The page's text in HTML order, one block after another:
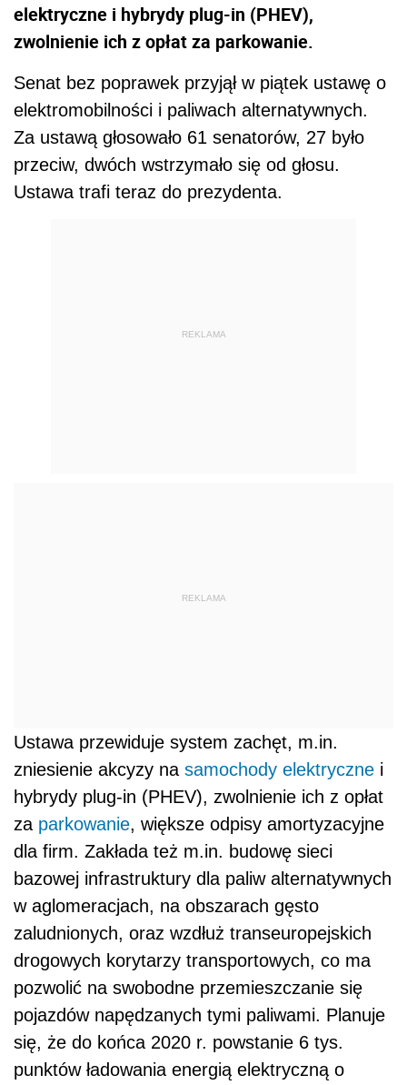
elektryczne i hybrydy plug-in (PHEV),
zwolnienie ich z opłat za parkowanie.
Senat bez poprawek przyjął w piątek ustawę o
elektromobilności i paliwach alternatywnych.
Za ustawą głosowało 61 senatorów, 27 było
przeciw, dwóch wstrzymało się od głosu.
Ustawa trafi teraz do prezydenta.
REKLAMA
REKLAMA
Ustawa przewiduje system zachęt, m.in.
zniesienie akcyzy na samochody elektryczne i
hybrydy plug-in (PHEV), zwolnienie ich z opłat
za parkowanie, większe odpisy amortyzacyjne
dla firm. Zakłada też m.in. budowę sieci
bazowej infrastruktury dla paliw alternatywnych
w aglomeracjach, na obszarach gęsto
zaludnionych, oraz wzdłuż transeuropejskich
drogowych korytarzy transportowych, co ma
pozwolić na swobodne przemieszczanie się
pojazdów napędzanych tymi paliwami. Planuje
się, że do końca 2020 r. powstanie 6 tys.
punktów ładowania energią elektryczną o